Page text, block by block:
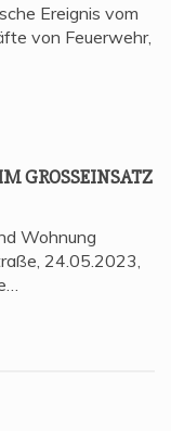
Ereignis vom
von Feuerwehr,
GROSSEINSATZ
Wohnung
24.05.2023,